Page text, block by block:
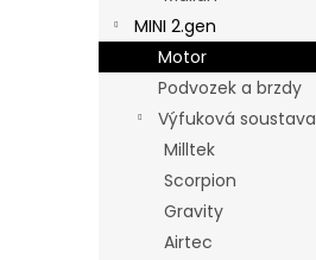
MINI 2.gen
Motor
Podvozek a brzdy
Výfuková soustava
Milltek
Scorpion
Gravity
Airtec